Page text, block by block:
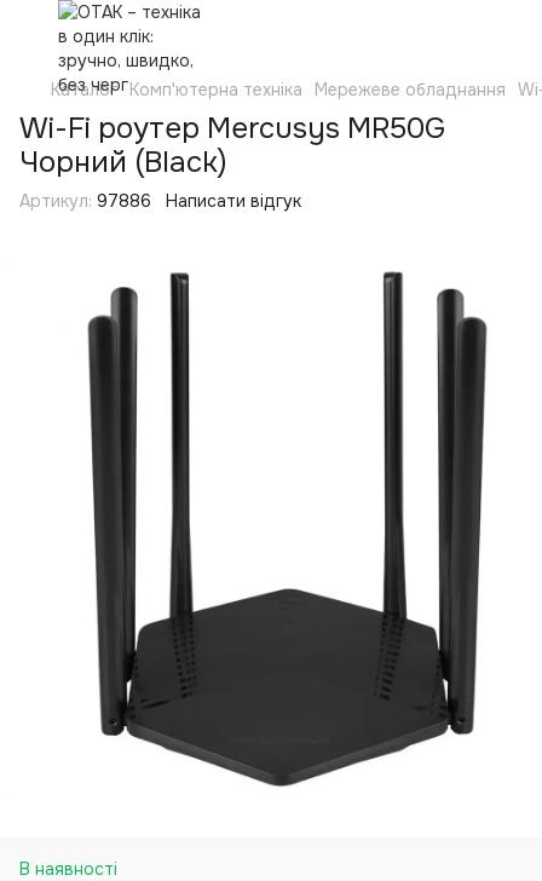
Каталог Комп'ютерна техніка Мережеве обладнання
Wi-Fi роутер Mercusys MR50G
Чорний (Black)
Артикул: 97886 Написати відгук
В наявності